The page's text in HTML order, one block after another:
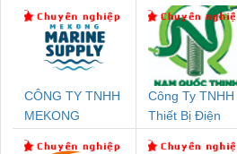
CÔNG TY TNHH
MEKONG
Công Ty TNHH
Thiết Bị Điện